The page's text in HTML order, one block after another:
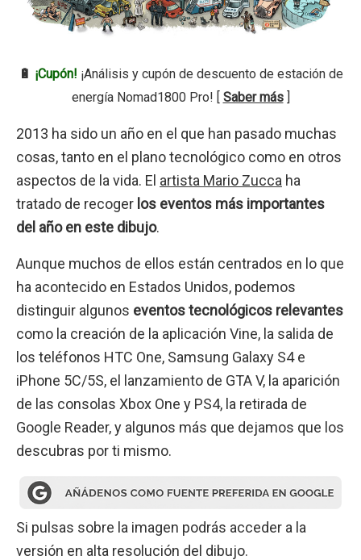
🔋 ¡Cupón! ¡Análisis y cupón de descuento de estación de
energía Nomad1800 Pro! [ Saber más]
2013 ha sido un año en el que han pasado muchas
cosas, tanto en el plano tecnológico como en otros
aspectos de la vida. El artista Mario Zucca ha
tratado de recoger los eventos más importantes
del año en este dibujo.
Aunque muchos de ellos están centrados en lo que
ha acontecido en Estados Unidos, podemos
distinguir algunos eventos tecnológicos relevantes
como la creación de la aplicación Vine, la salida de
los teléfonos HTC One, Samsung Galaxy S4 e
iPhone 5C/5S, el lanzamiento de GTA V, la aparición
de las consolas Xbox One y PS4, la retirada de
Google Reader, y algunos más que dejamos que los
descubras por ti mismo.
Si pulsas sobre la imagen podrás acceder a la
versión en alta resolución del dibujo.